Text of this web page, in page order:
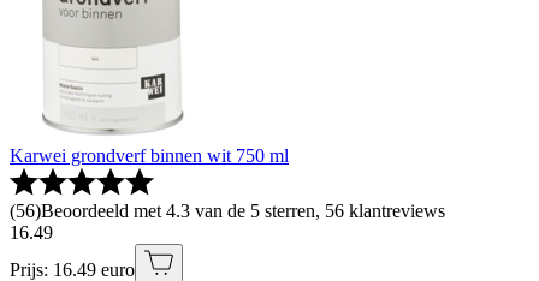
Karwei grondverf binnen wit 750 ml
(56)Beoordeeld met 4.3 van de 5 sterren, 56 klantreviews
16.49
Prijs: 16.49 euro